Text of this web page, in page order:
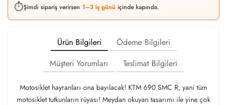
⏱️Şimdi sipariş verirsen 1–3 iş günü içinde kapında.
Ürün Bilgileri
Ödeme Bilgileri
Müşteri Yorumları
Teslimat Bilgileri
Motosiklet hayranları ona bayılacak! KTM 690 SMC R, yani tüm
motosiklet tutkunların rüyası! Meydan okuyan tasarımı ile yine çok